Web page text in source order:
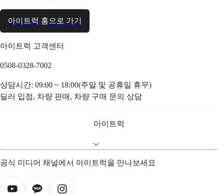
아이트럭 홈으로 가기
아이트럭 고객센터
0508-0328-7002
상담시간: 09:00 ~ 18:00(주말 및 공휴일 휴무)
딜러 입점, 차량 판매, 차량 구매 문의 상담
아이트럭
공식 미디어 채널에서 아이트럭을 만나보세요